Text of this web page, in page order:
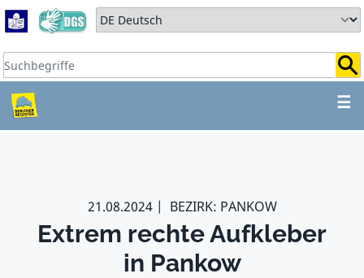
Zum Hauptbereich springen
Zum Hauptmenü springen
Sprache auswählen:
Suchbegriffe:
☰
ZUM HAUPTBEREICH
21.08.2024 BEZIRK: PANKOW
Extrem rechte Aufkleber
in Pankow